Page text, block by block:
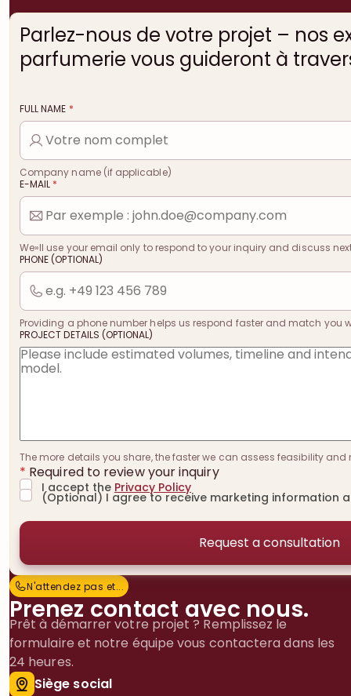
N'attendez pas et…
N'attendez pas et...
Prenez contact avec nous.
Prêt à démarrer votre projet ? Remplissez le
formulaire et notre équipe vous contactera dans les
24 heures.
Siège social
Parlez-nous de votre projet – nos
parfumerie vous guideront à
FULL NAME *
Company name (if applicable)
E-MAIL *
We»ll use your email only to respond to your inquiry and discuss
PHONE (OPTIONAL)
Providing a phone number helps us respond faster and match you
PROJECT DETAILS (OPTIONAL)
The more details you share, the faster we can assess feasibility and
* Required to review your inquiry
I accept the Privacy Policy
(Optional) I agree to receive marketing information